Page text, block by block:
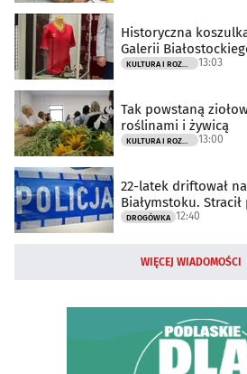
Historyczna
Galerii
13:03
Tak powstaną
roślinami i żywicą
13:00
22-latek driftował
Białymstoku.
DROGÓWKA 12:40
WIĘCEJ WIADOMOŚCI